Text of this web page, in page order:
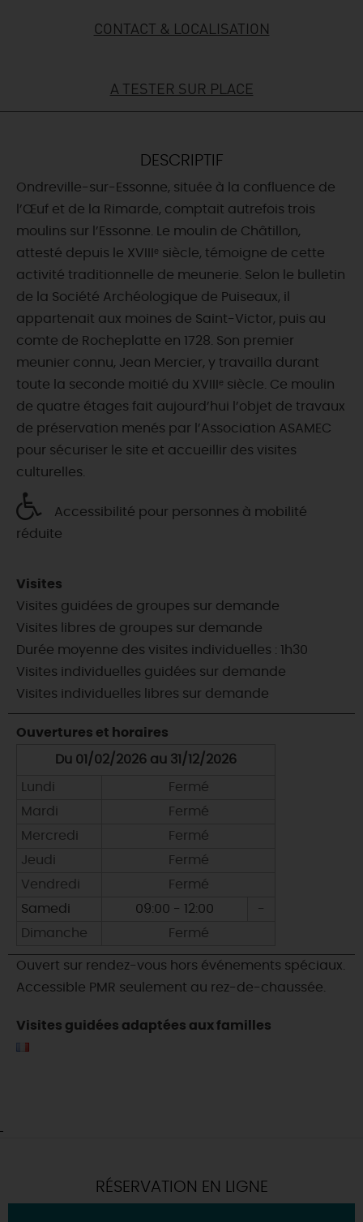
DEMAIN
CE WEEK-END
CETTE SEMAINE
TOUT L'AGENDA
CONTACT & LOCALISATION
A TESTER SUR PLACE
DESCRIPTIF
Ondreville-sur-Essonne, située à la confluence de
l’Œuf et de la Rimarde, comptait autrefois trois
moulins sur l’Essonne. Le moulin de Châtillon,
attesté depuis le XVIIIᵉ siècle, témoigne de cette
activité traditionnelle de meunerie. Selon le bulletin
de la Société Archéologique de Puiseaux, il
appartenait aux moines de Saint-Victor, puis au
comte de Rocheplatte en 1728. Son premier
meunier connu, Jean Mercier, y travailla durant
toute la seconde moitié du XVIIIᵉ siècle. Ce moulin
de quatre étages fait aujourd’hui l’objet de travaux
de préservation menés par l’Association ASAMEC
pour sécuriser le site et accueillir des visites
culturelles.
Accessibilité pour personnes à mobilité
réduite
Visites
Visites guidées de groupes sur demande
Visites libres de groupes sur demande
Durée moyenne des visites individuelles : 1h30
Visites individuelles guidées sur demande
Visites individuelles libres sur demande
Ouvertures et horaires
Du 01/02/2026 au 31/12/2026
Lundi
Fermé
Mardi
Fermé
Mercredi
Fermé
Jeudi
Fermé
Vendredi
Fermé
Samedi
09:00 - 12:00
-
Dimanche
Fermé
Ouvert sur rendez-vous hors événements spéciaux.
Accessible PMR seulement au rez-de-chaussée.
Visites guidées adaptées aux familles
RÉSERVATION EN LIGNE